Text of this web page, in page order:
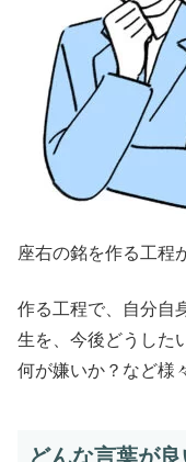
座右の銘を作る工程
作る工程で、自分自
生を、今後どうした
何が嫌いか？など様
どんな言葉が